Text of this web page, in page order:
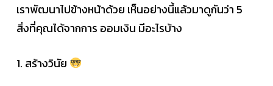
เราพัฒนาไปข้างหน้าด้วย เห็นอย่างนี้แล้วมาดูกันว่า 5
สิ่งที่คุณได้จากการ ออมเงิน มีอะไรบ้าง
1. สร้างวินัย